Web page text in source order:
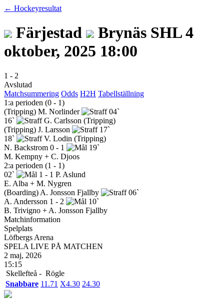
← Hockeyresultat
Färjestad Brynäs SHL4
oktober, 2025 18:00
1 - 2
Avslutad
Matchsummering Odds H2H Tabellställning
1:a perioden (0 - 1)
(Tripping) M. Norlinder
04`
16`
G. Carlsson (Tripping)
(Tripping) J. Larsson
17`
18`
V. Lodin (Tripping)
N. Backstrom 0 - 1
19`
M. Kempny + C. Djoos
2:a perioden (1 - 1)
02`
1 - 1 P. Aslund
E. Alba + M. Nygren
(Boarding) A. Jonsson Fjallby
06`
A. Andersson 1 - 2
10`
B. Trivigno + A. Jonsson Fjallby
Matchinformation
Spelplats
Löfbergs Arena
SPELA LIVE PÅ MATCHEN
2 maj, 2026
15:15
Skellefteå - Rögle
Snabbare 11.71 X4.30 24.30